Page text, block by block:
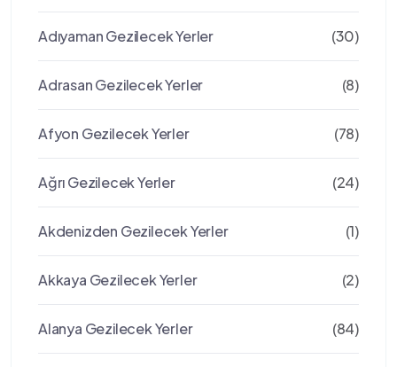
Adıyaman Gezilecek Yerler (30)
Adrasan Gezilecek Yerler (8)
Afyon Gezilecek Yerler (78)
Ağrı Gezilecek Yerler (24)
Akdenizden Gezilecek Yerler (1)
Akkaya Gezilecek Yerler (2)
Alanya Gezilecek Yerler (84)